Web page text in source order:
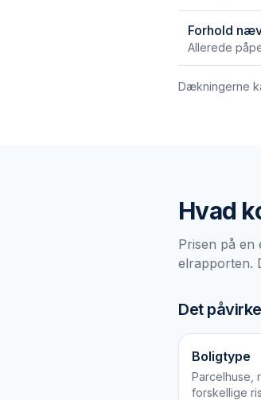
Forhold
Allerede
Dækningerne
Hvad
Prisen på
elrapporten.
Det
Boligtype
Parcelhuse,
forskellige